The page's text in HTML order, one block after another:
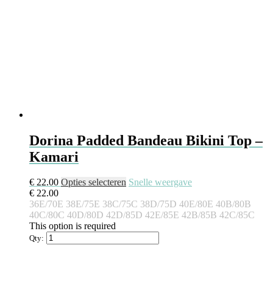
Dorina Padded Bandeau Bikini Top –
Kamari
€ 22.00 Opties selecteren Snelle weergave
€ 22.00
36E/70E 38E/75E 38C/75C 38D/75D 40E/80E 40B/80B
40C/80C 40D/80D 42D/85D 42E/85E 42B/85B 42C/85C
This option is required
Qty: